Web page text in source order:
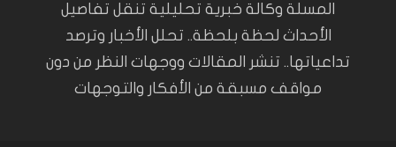
المسلة وكالة خبرية تحليلية تنقل تفاصيل
الأحداث لحظة بلحظة.. تحلل الأخبار وترصد
تداعياتها.. تنشر المقالات ووجهات النظر من دون
مواقف مسبقة من الأفكار والتوجهات